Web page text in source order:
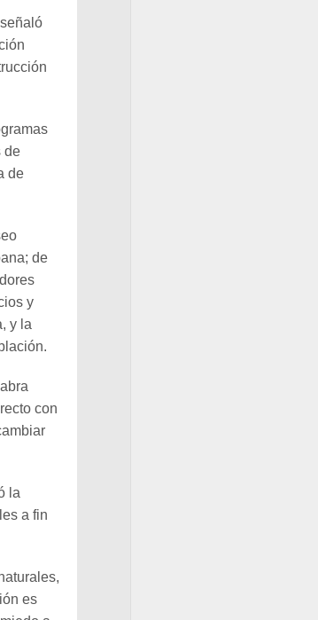
de
de
de
y
y la
con
la
a fin
es